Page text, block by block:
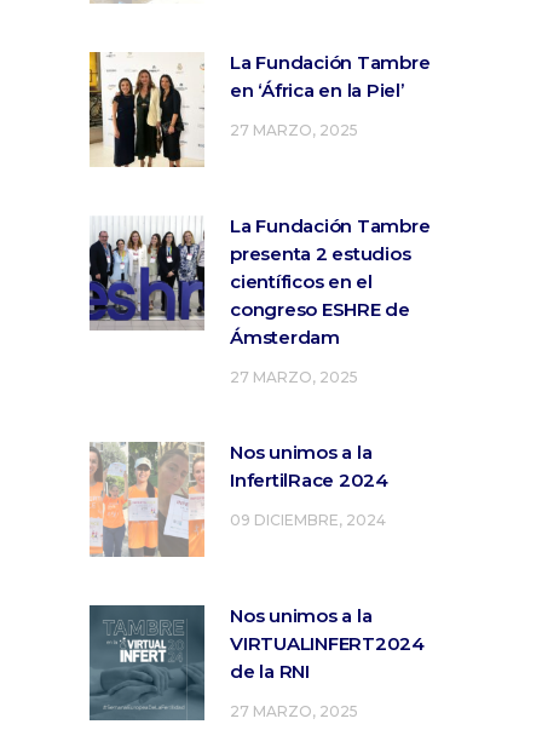
La Fundación Tambre
en ‘África en la Piel’
27 MARZO, 2025
La Fundación Tambre
presenta 2 estudios
científicos en el
congreso ESHRE de
Ámsterdam
27 MARZO, 2025
Nos unimos a la
InfertilRace 2024
09 DICIEMBRE, 2024
Nos unimos a la
VIRTUALINFERT2024
de la RNI
27 MARZO, 2025